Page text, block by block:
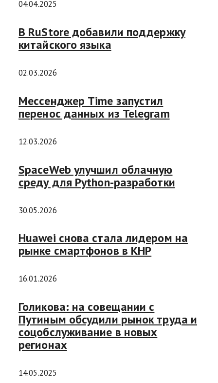
04.04.2025
В RuStore добавили поддержку
китайского языка
02.03.2026
Мессенджер Time запустил
перенос данных из Telegram
12.03.2026
SpaceWeb улучшил облачную
среду для Python-разработки
30.05.2026
Huawei снова стала лидером на
рынке смартфонов в КНР
16.01.2026
Голикова: на совещании с
Путиным обсудили рынок труда и
соцобслуживание в новых
регионах
14.05.2025